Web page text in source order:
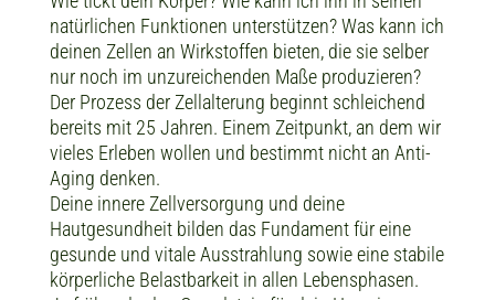
natürlichen Funktionen unterstützen? Was kann ich
deinen Zellen an Wirkstoffen bieten, die sie selber
nur noch im unzureichenden Maße produzieren?
Der Prozess der Zellalterung beginnt schleichend
bereits mit 25 Jahren. Einem Zeitpunkt, an dem wir
vieles Erleben wollen und bestimmt nicht an Anti-
Aging denken.
Deine innere Zellversorgung und deine
Hautgesundheit bilden das Fundament für eine
gesunde und vitale Ausstrahlung sowie eine stabile
körperliche Belastbarkeit in allen Lebensphasen.